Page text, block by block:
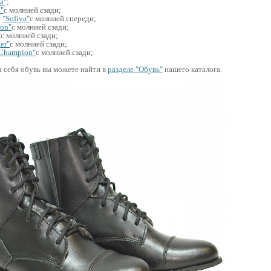
с молнией сзади;
"Sofiya"с молнией спереди;
с молнией сзади;
с молнией сзади;
с молнией сзади;
с молнией сзади;
обувь вы можете найти в разделе "Обувь"нашего каталога.